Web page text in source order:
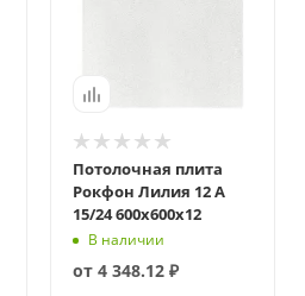
Потолочная плита
Рокфон Лилия 12 A
15/24 600x600x12
В наличии
от 4 348.12 ₽